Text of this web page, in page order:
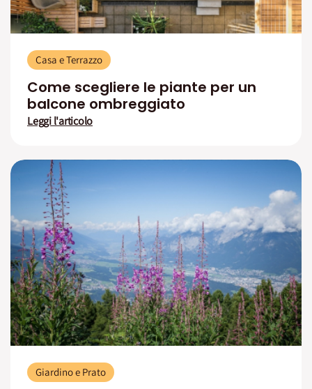
Casa e Terrazzo
Come scegliere le piante per un
balcone ombreggiato
Leggi l'articolo
Giardino e Prato